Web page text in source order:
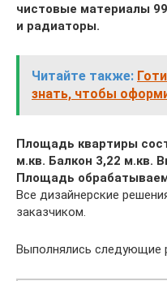
чистовые материалы
и радиаторы.
Читайте также:
знать, чтобы
Площадь квартиры
м.кв. Балкон 3,22 м.кв.
Площадь
Все дизайнерские
заказчиком.
Выполнялись следующие